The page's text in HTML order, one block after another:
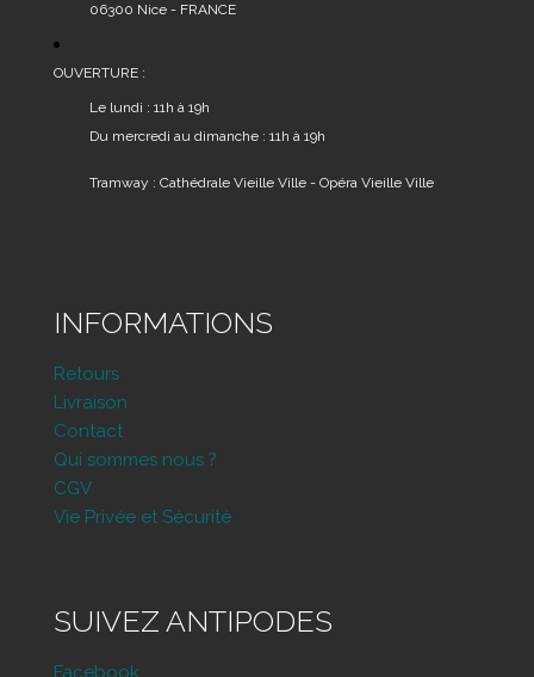
06300 Nice - FRANCE
OUVERTURE :
Le lundi : 11h à 19h
Du mercredi au dimanche : 11h à 19h
Tramway : Cathédrale Vieille Ville - Opéra Vieille Ville
INFORMATIONS
Retours
Livraison
Contact
Qui sommes nous ?
CGV
Vie Privée et Sécurité
SUIVEZ ANTIPODES
Facebook